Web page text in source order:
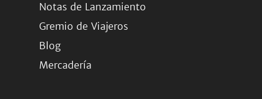
Notas de Lanzamiento
Gremio de Viajeros
Blog
Mercadería